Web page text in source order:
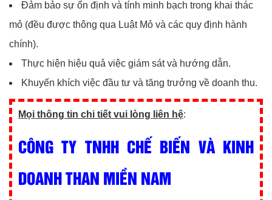
Đảm bảo sự ổn định và tính minh bạch trong khai thác
mỏ (đều được thông qua Luật Mỏ và các quy định hành
chính).
Thực hiện hiệu quả việc giám sát và hướng dẫn.
Khuyến khích việc đầu tư và tăng trưởng về doanh thu.
Mọi thông tin chi tiết vui lòng liên hệ:
CÔNG TY TNHH CHẾ BIẾN VÀ KINH
DOANH THAN MIỀN NAM